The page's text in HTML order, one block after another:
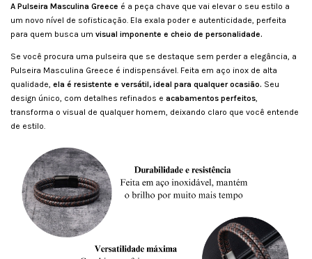
A Pulseira Masculina Greece é a peça chave que vai elevar o seu estilo a
um novo nível de sofisticação. Ela exala poder e autenticidade, perfeita
para quem busca um visual imponente e cheio de personalidade.
Se você procura uma pulseira que se destaque sem perder a elegância, a
Pulseira Masculina Greece é indispensável. Feita em aço inox de alta
qualidade, ela é resistente e versátil, ideal para qualquer ocasião. Seu
design único, com detalhes refinados e acabamentos perfeitos,
transforma o visual de qualquer homem, deixando claro que você entende
de estilo.